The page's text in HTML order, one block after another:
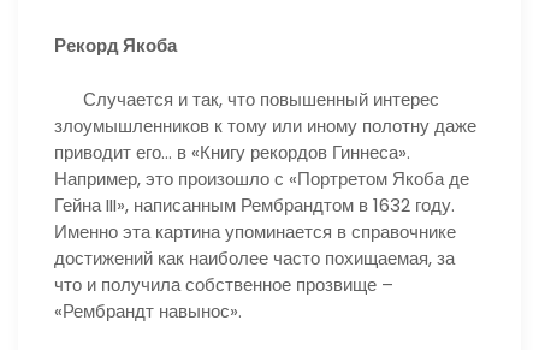
Рекорд Якоба
Случается и так, что повышенный интерес
злоумышленников к тому или иному полотну даже
приводит его… в «Книгу рекордов Гиннеса».
Например, это произошло с «Портретом Якоба де
Гейна III», написанным Рембрандтом в 1632 году.
Именно эта картина упоминается в справочнике
достижений как наиболее часто похищаемая, за
что и получила собственное прозвище –
«Рембрандт навынос».